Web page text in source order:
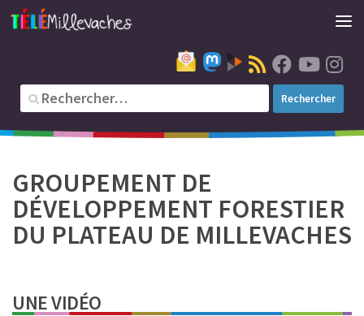
GROUPEMENT DE
DÉVELOPPEMENT FORESTIER
DU PLATEAU DE MILLEVACHES
UNE VIDÉO